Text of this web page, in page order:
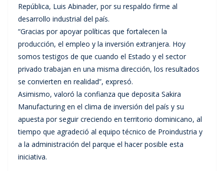
República, Luis Abinader, por su respaldo firme al
desarrollo industrial del país.
“Gracias por apoyar políticas que fortalecen la
producción, el empleo y la inversión extranjera. Hoy
somos testigos de que cuando el Estado y el sector
privado trabajan en una misma dirección, los resultados
se convierten en realidad”, expresó.
Asimismo, valoró la confianza que deposita Sakira
Manufacturing en el clima de inversión del país y su
apuesta por seguir creciendo en territorio dominicano, al
tiempo que agradeció al equipo técnico de Proindustria y
a la administración del parque el hacer posible esta
iniciativa.